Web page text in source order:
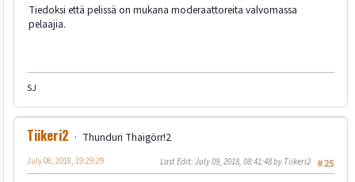
Tiedoksi että pelissä on mukana moderaattoreita valvomassa
pelaajia.
SJ
Tiikeri2
Thunduri Thaigörr!2
#25
July 08, 2018, 19:29:29 Last Edit: July 09, 2018, 08:41:48 by Tiikeri2